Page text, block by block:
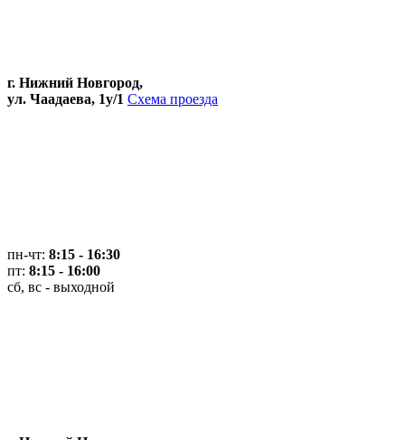
г. Нижний Новгород,
ул. Чаадаева, 1у/1 Схема проезда
пн-чт: 8:15 - 16:30
пт: 8:15 - 16:00
сб, вс - выходной